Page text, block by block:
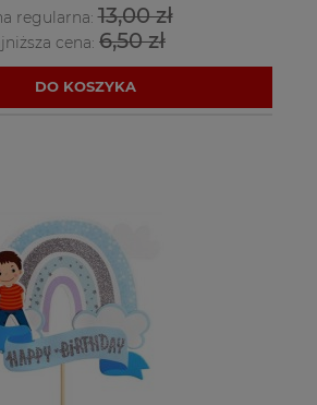
regularna:13,00 zł
cena: 6,50 zł
DO KOSZYKA